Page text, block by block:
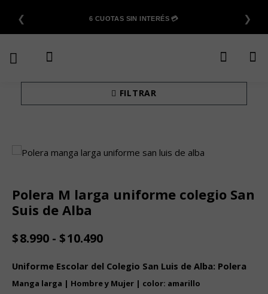
contenido
❮ 6 CUOTAS SIN INTERÉS 💳 ❯
FILTRAR
Polera M larga uniforme colegio San
Suis de Alba
$8.990 - $10.490Rango
precios:
desde
$8.990
Uniforme Escolar del Colegio San Luis de Alba: Polera
Manga larga | Hombre y Mujer | color: amarillo